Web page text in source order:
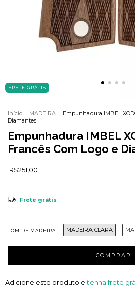
FRETE GRÁTIS
Início . MADEIRA . Empunhadura IMBEL
Diamantes
Empunhadura IMBEL
Francês Com Logo e
R$251,00
Frete grátis
TOM DE MADEIRA MADEIRA CLARA
Adicione este produto etenha frete